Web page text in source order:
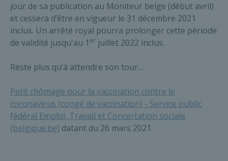
jour de sa publication au Moniteur belge (début avril)
et cessera d’être en vigueur le 31 décembre 2021
inclus. Un arrêté royal pourra prolonger cette période
de validité jusqu'au 1 er juillet 2022 inclus.
Reste plus qu’à attendre son tour…
Petit chômage pour la vaccination contre le
coronavirus (congé de vaccination) - Service public
fédéral Emploi, Travail et Concertation sociale
(belgique.be) datant du 26 mars 2021.